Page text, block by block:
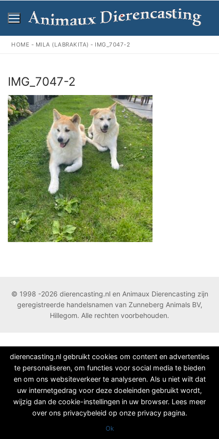
naar
inhoud
HOME - MILA (LABRAKITA) - IMG_7047-2
IMG_7047-2
© 1998 -2026 dierencasting.nl en Animaux Dierencasting zijn
geregistreerde handelsnamen van Zunneberg Animals BV,
Hillegom. Alle rechten voorbehouden.
dierencasting.nl gebruikt cookies om content en advertenties
te personaliseren, om functies voor social media te bieden
en om ons websiteverkeer te analyseren. Als u niet wilt dat
uw internetgedrag voor deze doeleinden gebruikt wordt,
wijzig dan de cookie-instellingen in uw browser. Lees meer
over ons privacybeleid op onze privacy pagina.
Ok